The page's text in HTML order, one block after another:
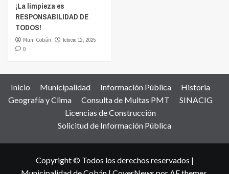
¡La limpieza es
RESPONSABILIDAD DE
TODOS!
Muni Cobán
febrero 12, 2025
0
Inicio Municipalidad Información Pública
Historia
Geografía y Clima
Consulta de Multas PMT
SINACIG
Licencias de Construcción
Solicitud de Información Pública
Copyright © Todos los derechos reservados |